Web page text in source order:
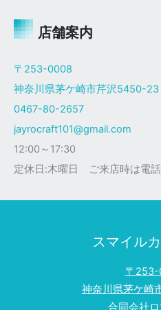
Ｘ
ク
様
店舗案内
〒253-0008
神奈川県茅ケ崎市芹沢5450-23
0467-80-2657
jayrocraft101@gmail.com
12:00～17:30
定休日:木曜日 ご来店時は電
スマイル
〒
神奈川県茅ケ崎
合同会社